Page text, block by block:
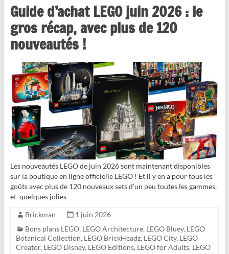
Guide d’achat LEGO juin 2026 : le
gros récap, avec plus de 120
nouveautés !
Les nouveautés LEGO de juin 2026 sont maintenant disponibles
sur la boutique en ligne officielle LEGO ! Et il y en a pour tous les
goûts avec plus de 120 nouveaux sets d’un peu toutes les gammes,
et quelques jolies
Brickman
1 juin 2026
Bons plans LEGO, LEGO Architecture, LEGO Bluey, LEGO
Botanical Collection, LEGO BrickHeadz, LEGO City, LEGO
Creator, LEGO Disney, LEGO Editions, LEGO for Adults, LEGO